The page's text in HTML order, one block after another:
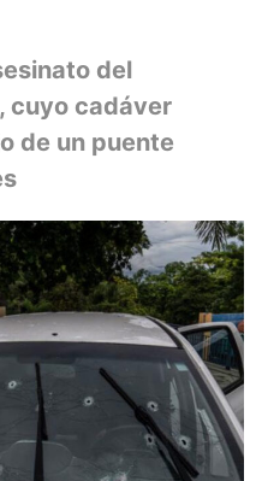
del
cuyo cadáver
de un puente